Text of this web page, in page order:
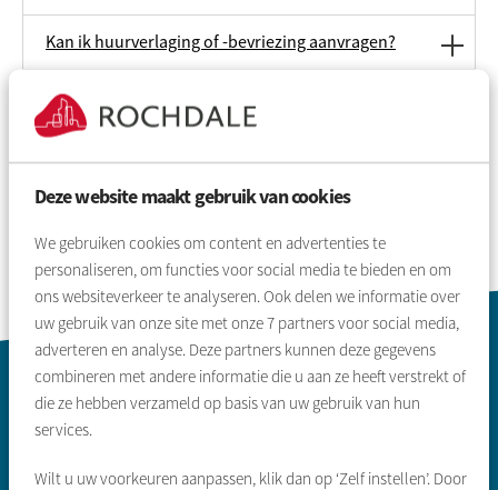
Deze website maakt gebruik van cookies
We gebruiken cookies om content en advertenties te
personaliseren, om functies voor social media te bieden en om
ons websiteverkeer te analyseren. Ook delen we informatie over
uw gebruik van onze site met onze7 partners voor social media,
adverteren en analyse. Deze partners kunnen deze gegevens
combineren met andere informatie die u aan ze heeft verstrekt of
die ze hebben verzameld op basis van uw gebruik van hun
services.
Wilt u uw voorkeuren aanpassen, klik dan op ‘Zelf instellen’. Door
Kan ik huurverlaging of -bevriezing aanvragen?
Wat betekent huurverhoging voor mijn huurtoeslag?
Meer (4)
Contactinformatie